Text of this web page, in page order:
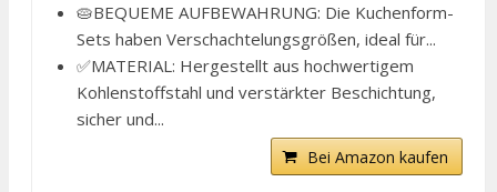
🥧BEQUEME AUFBEWAHRUNG: Die Kuchenform-
Sets haben Verschachtelungsgrößen, ideal für...
✅MATERIAL: Hergestellt aus hochwertigem
Kohlenstoffstahl und verstärkter Beschichtung,
sicher und...
Bei Amazon kaufen